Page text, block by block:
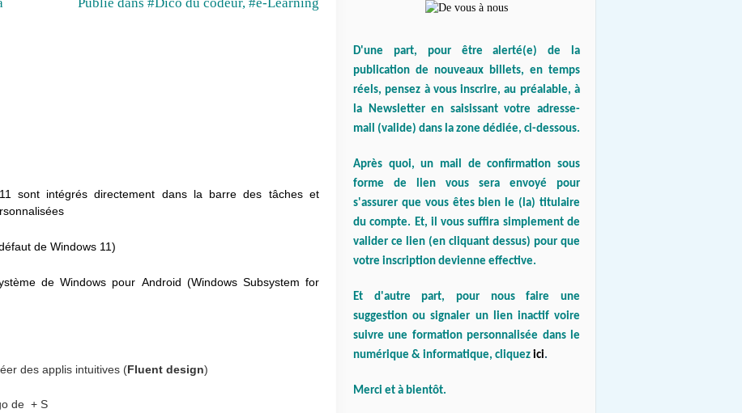
sont intégrés directement dans la barre des tâches et
de Windows 11)
de Windows pour Android (Windows Subsystem for
des applis intuitives (Fluent design)
de + S
D'une part, pour être alerté(e) de la
publication de nouveaux billets, en temps
réels, pensez à vous inscrire, au préalable, à
la Newsletter en saisissant votre adresse-
mail (valide) dans la zone dédiée, ci-dessous.
Après quoi, un mail de confirmation sous
forme de lien vous sera envoyé pour
s'assurer que vous êtes bien le (la) titulaire
du compte. Et, il vous suffira simplement de
valider ce lien (en cliquant dessus) pour que
votre inscription devienne effective.
Et d'autre part, pour nous faire une
suggestion ou signaler un lien inactif voire
suivre une formation personnalisée dans le
numérique & informatique, cliquez ici.
Merci et à bientôt.